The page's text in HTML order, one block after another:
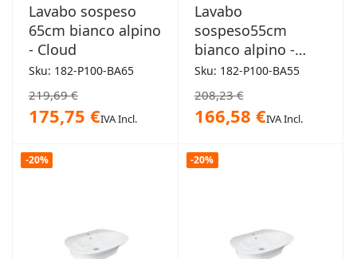
Lavabo sospeso
65cm bianco alpino
- Cloud
Sku: 182-P100-BA65
219,69 €
175,75 €IVA Incl.
Lavabo
sospeso55cm
bianco alpino -
Cloud
Sku: 182-P100-BA55
208,23 €
166,58 €IVA Incl.
-20% -20%